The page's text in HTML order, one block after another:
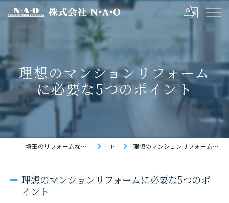
理想のマンションリフォーム
に必要な5つのポイント
埼玉のリフォームなら株式会社N・A・O コラム 理想のマンションリフォームに必要な5つのポイント
理想のマンションリフォームに必要な5つのポ
イント